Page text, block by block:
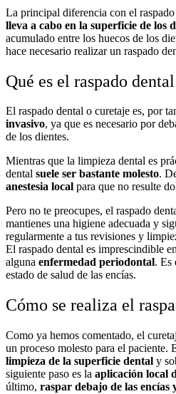
La principal diferencia con el
lleva a cabo en la superficie de los
acumulado entre los huecos de los
hace necesario realizar un raspado
Qué es el raspado dental
El raspado dental o curetaje es, por
invasivo, ya que es necesario por
de los dientes.
Mientras que la limpieza dental es
dental suele ser bastante molesto.
anestesia local para que no resulte
Pero no te preocupes, el raspado
mantienes una higiene adecuada y
regularmente a tus revisiones y
El raspado dental es imprescindible
alguna enfermedad periodontal. Es
estado de salud de las encías.
Cómo se realiza el
Como ya hemos comentado, el
un proceso molesto para el paciente.
limpieza de la superficie dental y
siguiente paso es la aplicación local
último, raspar debajo de las encías